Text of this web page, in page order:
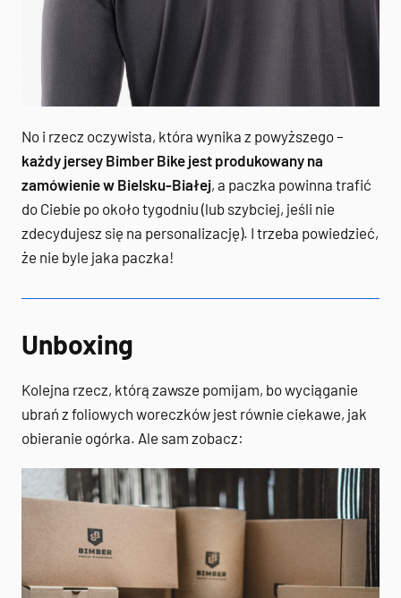
No i rzecz oczywista, która wynika z powyższego –
każdy jersey Bimber Bike jest produkowany na
zamówienie w Bielsku-Białej, a paczka powinna trafić
do Ciebie po około tygodniu (lub szybciej, jeśli nie
zdecydujesz się na personalizację). I trzeba powiedzieć,
że nie byle jaka paczka!
Unboxing
Kolejna rzecz, którą zawsze pomijam, bo wyciąganie
ubrań z foliowych woreczków jest równie ciekawe, jak
obieranie ogórka. Ale sam zobacz: